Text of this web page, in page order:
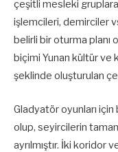
çeşitli mesleki
işlemcileri, demirciler
belirli bir oturma planı
biçimi Yunan kültür ve
şeklinde oluşturulan
Gladyatör oyunları
olup, seyircilerin
ayrılmıştır. İki koridor